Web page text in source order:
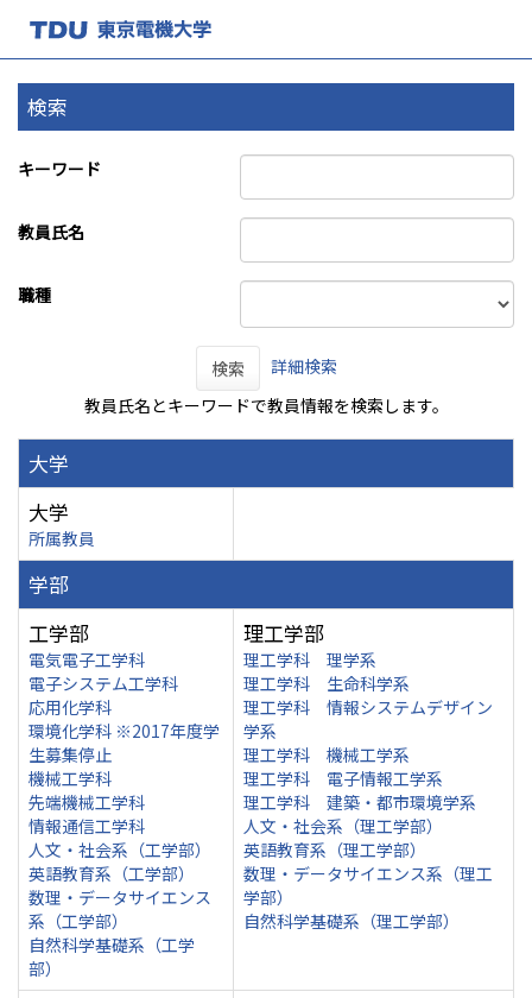
検索
キーワード
教員氏名
職種
検索
詳細検索
教員氏名とキーワードで教員情報を検索します。
大学
大学
所属教員
学部
工学部
電気電子工学科
電子システム工学科
応用化学科
環境化学科 ※2017年度学
生募集停止
機械工学科
先端機械工学科
情報通信工学科
人文・社会系（工学部）
英語教育系（工学部）
数理・データサイエンス
系（工学部）
自然科学基礎系（工学
部）
理工学部
理工学科 理学系
理工学科 生命科学系
理工学科 情報システムデザイン
学系
理工学科 機械工学系
理工学科 電子情報工学系
理工学科 建築・都市環境学系
人文・社会系（理工学部）
英語教育系（理工学部）
数理・データサイエンス系（理工
学部）
自然科学基礎系（理工学部）